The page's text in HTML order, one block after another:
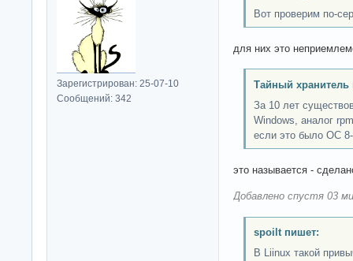
Зарегистрирован: 25-07-10
Сообщений: 342
Вот проверим по-
для них это
Тайный хранитель
За 10 лет
Windows, аналог
если это было ОС
это называется -
Добавлено спустя 03
spoilt пишет:
В Liinux такой